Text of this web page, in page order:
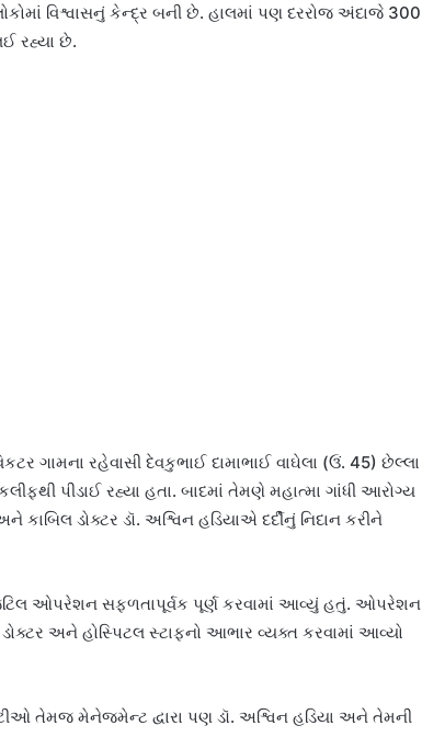
વિશ્વાસનું કેન્દ્ર બની છે. હાલમાં પણ દરરોજ અંદાજે 300
રહ્યા છે.
ગામના રહેવાસી દેવકુભાઈ દામાભાઈ વાઘેલા (ઉં. 45) છેલ્લા
પીડાઈ રહ્યા હતા. બાદમાં તેમણે મહાત્મા ગાંધી આરોગ્ય
કાબિલ ડોક્ટર ડૉ. અશ્વિન હડિયાએ દર્દીનું નિદાન કરીને
જટિલ ઓપરેશન સફળતાપૂર્વક પૂર્ણ કરવામાં આવ્યું હતું. ઓપરેશન
ડોક્ટર અને હોસ્પિટલ સ્ટાફનો આભાર વ્યક્ત કરવામાં આવ્યો
તેમજ મેનેજમેન્ટ દ્વારા પણ ડૉ. અશ્વિન હડિયા અને તેમની